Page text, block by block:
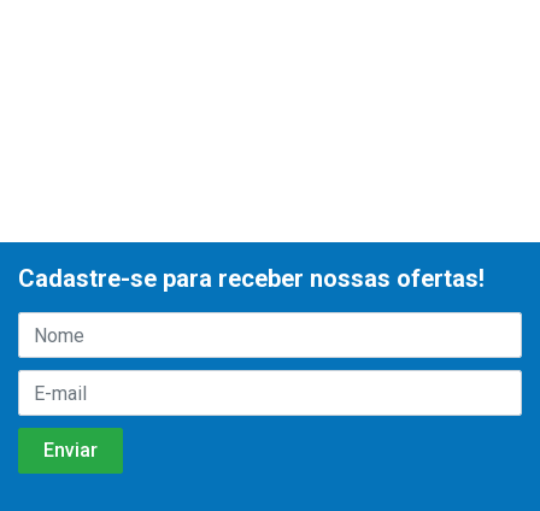
Cadastre-se para receber nossas ofertas!